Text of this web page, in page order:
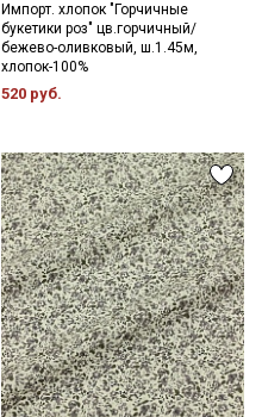
Импорт. хлопок "Горчичные
букетики роз" цв.горчичный/
бежево-оливковый, ш.1.45м,
хлопок-100%
520 руб.